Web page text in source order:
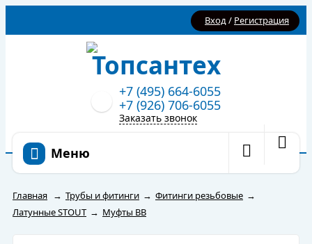
Вход/ Регистрация
+7 (495) 664-6055
+7 (926) 706-6055
Заказать звонок
Меню
Главная → Трубы и фитинги → Фитинги резьбовые →
Латунные STOUT → Муфты ВВ